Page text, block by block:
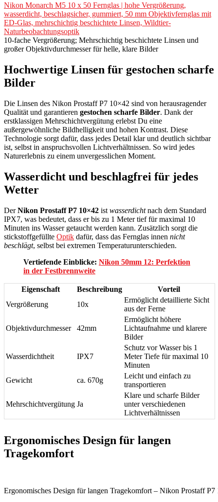
Nikon Monarch M5 10 x 50 Fernglas | hohe Vergrößerung,
wasserdicht, beschlagsicher, gummiert, 50 mm Objektivfernglas mit
ED-Glas, mehrschichtig beschichtete Linsen, Wildtier-
Naturbeobachtungsoptik
10-fache Vergrößerung; Mehrschichtig beschichtete Linsen und
großer Objektivdurchmesser für helle, klare Bilder
Hochwertige Linsen für gestochen scharfe
Bilder
Die Linsen des Nikon Prostaff P7 10×42 sind von herausragender
Qualität und garantieren gestochen scharfe Bilder. Dank der
erstklassigen Mehrschichtvergütung erlebst Du eine
außergewöhnliche Bildhelligkeit und hohen Kontrast. Diese
Technologie sorgt dafür, dass jedes Detail klar und deutlich sichtbar
ist, selbst in anspruchsvollen Lichtverhältnissen. So wird jedes
Naturerlebnis zu einem unvergesslichen Moment.
Wasserdicht und beschlagfrei für jedes
Wetter
DerNikon Prostaff P7 10×42 ist wasserdichtnach dem Standard
IPX7, was bedeutet, dass er bis zu 1 Meter tief für maximal 10
Minuten ins Wasser getaucht werden kann. Zusätzlich sorgt die
stickstoffgefüllte Optik dafür, dass das Fernglas innen nicht
beschlägt, selbst bei extremen Temperaturunterschieden.
Vertiefende Einblicke: Nikon 50mm 12: Perfektion
in der Festbrennweite
Eigenschaft Beschreibung
Vorteil
Vergrößerung
10x
Ermöglicht detaillierte Sicht
aus der Ferne
Objektivdurchmesser 42mm
Ermöglicht höhere
Lichtaufnahme und klarere
Bilder
Wasserdichtheit IPX7
Schutz vor Wasser bis 1
Meter Tiefe für maximal 10
Minuten
Gewicht
ca. 670g
Leicht und einfach zu
transportieren
Mehrschichtvergütung Ja
Klare und scharfe Bilder
unter verschiedenen
Lichtverhältnissen
Ergonomisches Design für langen
Tragekomfort
Ergonomisches Design für langen Tragekomfort – Nikon Prostaff